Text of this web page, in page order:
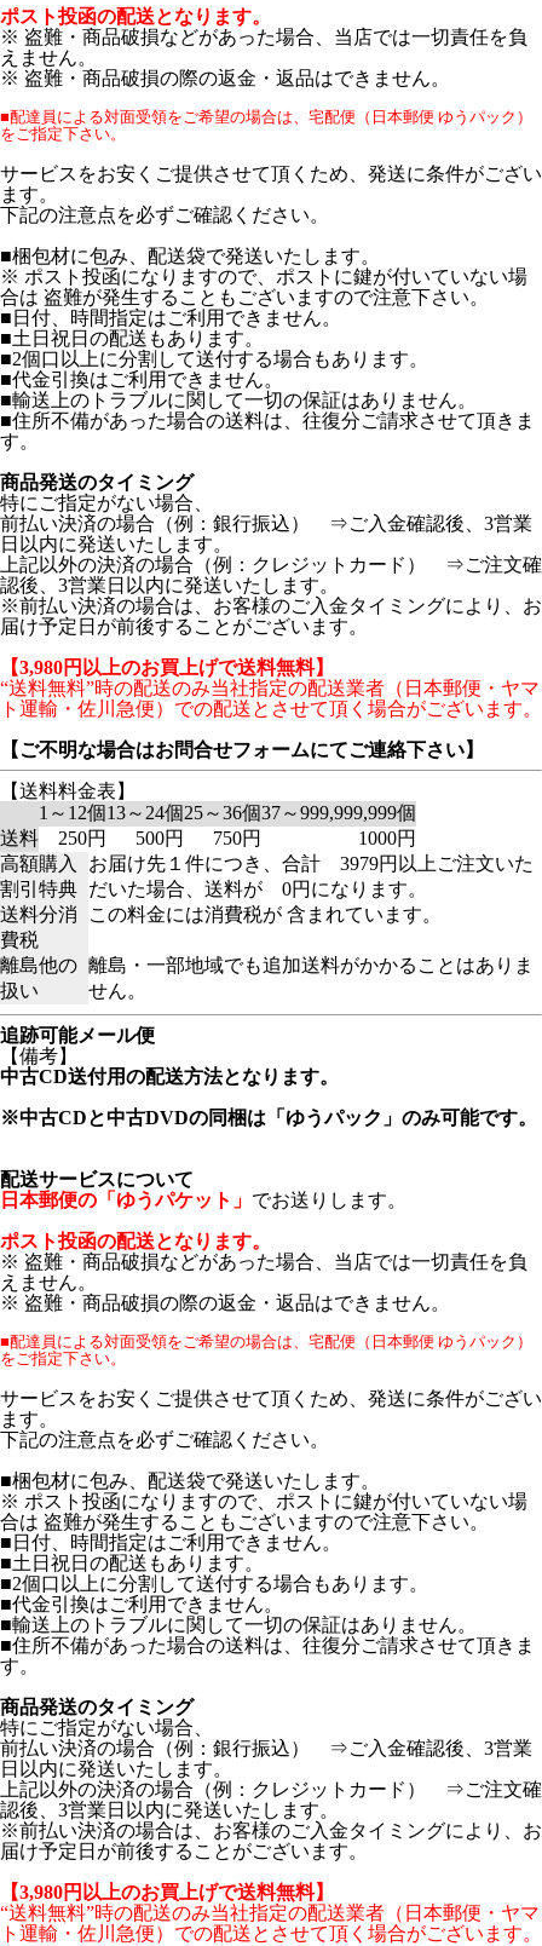
ポスト投函の配送となります。
※ 盗難・商品破損などがあった場合、当店では一切責任を負
えません。
※ 盗難・商品破損の際の返金・返品はできません。
■配達員による対面受領をご希望の場合は、宅配便（日本郵便 ゆうパック）
をご指定下さい。
サービスをお安くご提供させて頂くため、発送に条件がござい
ます。
下記の注意点を必ずご確認ください。
■梱包材に包み、配送袋で発送いたします。
※ ポスト投函になりますので、ポストに鍵が付いていない場
合は 盗難が発生することもございますので注意下さい。
■日付、時間指定はご利用できません。
■土日祝日の配送もあります。
■2個口以上に分割して送付する場合もあります。
■代金引換はご利用できません。
■輸送上のトラブルに関して一切の保証はありません。
■住所不備があった場合の送料は、往復分ご請求させて頂きま
す。
商品発送のタイミング
特にご指定がない場合、
前払い決済の場合（例：銀行振込） ⇒ご入金確認後、3営業
日以内に発送いたします。
上記以外の決済の場合（例：クレジットカード） ⇒ご注文確
認後、3営業日以内に発送いたします。
※前払い決済の場合は、お客様のご入金タイミングにより、お
届け予定日が前後することがございます。
【3,980円以上のお買上げで送料無料】
“送料無料”時の配送のみ当社指定の配送業者（日本郵便・ヤマ
ト運輸・佐川急便）での配送とさせて頂く場合がございます。
【ご不明な場合はお問合せフォームにてご連絡下さい】
【送料料金表】
1～12個13～24個25～36個37～999,999,999個
送料
250円 500円 750円
1000円
高額購入
割引特典
お届け先１件につき、合計 3979円以上ご注文いた
だいた場合、送料が 0円になります。
送料分消
費税
この料金には消費税が 含まれています。
離島他の
扱い
離島・一部地域でも追加送料がかかることはありま
せん。
追跡可能メール便
【備考】
中古CD送付用の配送方法となります。
※中古CDと中古DVDの同梱は「ゆうパック」のみ可能です。
配送サービスについて
日本郵便の「ゆうパケット」 でお送りします。
ポスト投函の配送となります。
※ 盗難・商品破損などがあった場合、当店では一切責任を負
えません。
※ 盗難・商品破損の際の返金・返品はできません。
■配達員による対面受領をご希望の場合は、宅配便（日本郵便 ゆうパック）
をご指定下さい。
サービスをお安くご提供させて頂くため、発送に条件がござい
ます。
下記の注意点を必ずご確認ください。
■梱包材に包み、配送袋で発送いたします。
※ ポスト投函になりますので、ポストに鍵が付いていない場
合は 盗難が発生することもございますので注意下さい。
■日付、時間指定はご利用できません。
■土日祝日の配送もあります。
■2個口以上に分割して送付する場合もあります。
■代金引換はご利用できません。
■輸送上のトラブルに関して一切の保証はありません。
■住所不備があった場合の送料は、往復分ご請求させて頂きま
す。
商品発送のタイミング
特にご指定がない場合、
前払い決済の場合（例：銀行振込） ⇒ご入金確認後、3営業
日以内に発送いたします。
上記以外の決済の場合（例：クレジットカード） ⇒ご注文確
認後、3営業日以内に発送いたします。
※前払い決済の場合は、お客様のご入金タイミングにより、お
届け予定日が前後することがございます。
【3,980円以上のお買上げで送料無料】
“送料無料”時の配送のみ当社指定の配送業者（日本郵便・ヤマ
ト運輸・佐川急便）での配送とさせて頂く場合がございます。